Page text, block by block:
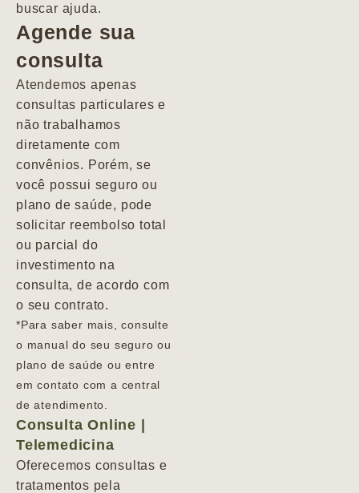
buscar ajuda.
Agende sua
consulta
Atendemos apenas
consultas particulares e
não trabalhamos
diretamente com
convênios. Porém, se
você possui seguro ou
plano de saúde, pode
solicitar reembolso total
ou parcial do
investimento na
consulta, de acordo com
o seu contrato.
*Para saber mais, consulte
o manual do seu seguro ou
plano de saúde ou entre
em contato com a central
de atendimento.
Consulta Online |
Telemedicina
Oferecemos consultas e
tratamentos pela